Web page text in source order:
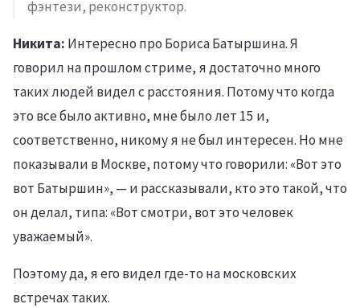
фэнтези, реконструктор.
Никита: Интересно про Бориса Батыршина. Я
говорил на прошлом стриме, я достаточно много
таких людей видел с расстояния. Потому что когда
это все было активно, мне было лет 15 и,
соответственно, никому я не был интересен. Но мне
показывали в Москве, потому что говорили: «Вот это
вот Батыршин», — и рассказывали, кто это такой, что
он делал, типа: «Вот смотри, вот это человек
уважаемый».
Поэтому да, я его видел где-то на московских
встречах таких.